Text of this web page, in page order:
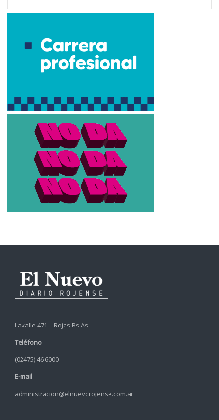
Lavalle 471 – Rojas Bs.As.
Teléfono
(02475) 46 6000
E-mail
administracion@elnuevorojense.com.ar